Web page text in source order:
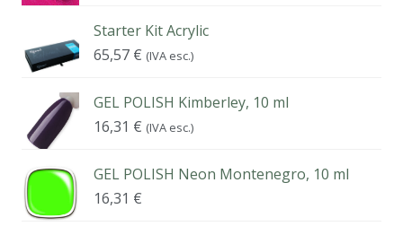
Starter Kit Acrylic
65,57 € (IVA esc.)
GEL POLISH Kimberley, 10 ml
16,31 € (IVA esc.)
GEL POLISH Neon Montenegro, 10 ml
16,31 €